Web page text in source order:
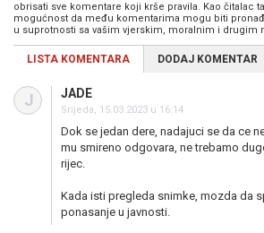
obrisati sve komentare koji krše pravila. Kao čitalac
mogućnost da među komentarima mogu biti
u suprotnosti sa vašim vjerskim, moralnim i drugim
LISTA KOMENTARA DODAJ KOMENTAR
J JADE
Srijeda, 15.03.2023 u 16:14
Dok se jedan dere, nadajuci se da ce
mu smireno odgovara, ne trebamo
rijec.
Kada isti pregleda snimke, mozda da
ponasanje u javnosti.